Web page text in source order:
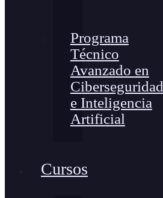
Programa
Técnico
Avanzado en
Ciberseguridad
e Inteligencia
Artificial
Cursos